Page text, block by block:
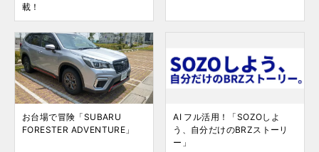
載！
お台場で冒険「SUBARU
FORESTER ADVENTURE」
AI フル活用！「SOZOしよ
う、自分だけのBRZストーリ
ー」